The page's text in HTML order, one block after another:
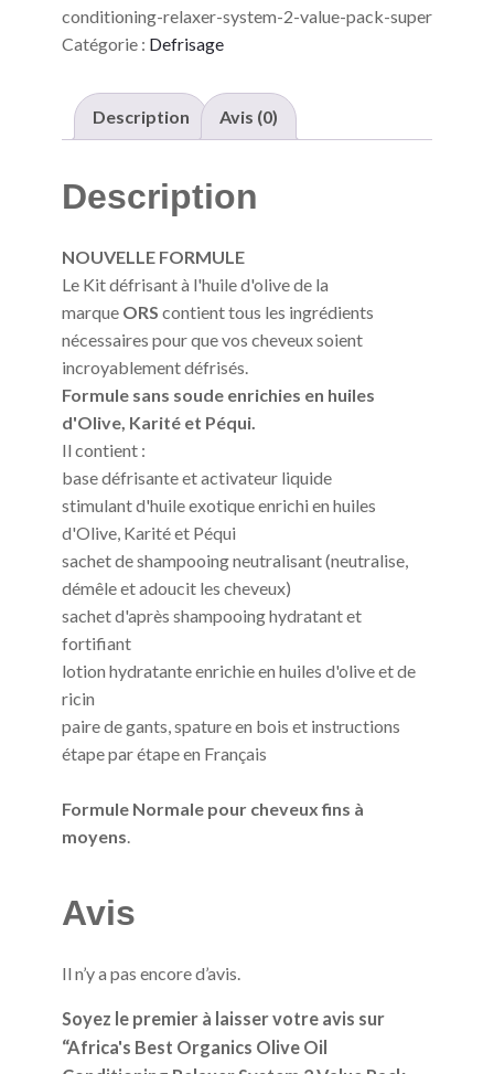
Relaxer
Value
Pack
conditioning-relaxer-system-2-value-pack-super
Catégorie : Defrisage
Description Avis (0)
Description
NOUVELLE FORMULE
Le Kit défrisant à l'huile d'olive de la
marque ORS contient tous les ingrédients
nécessaires pour que vos cheveux soient
incroyablement défrisés.
Formule sans soude enrichies en huiles
d'Olive, Karité et Péqui.
Il contient :
base défrisante et activateur liquide
stimulant d'huile exotique enrichi en huiles
d'Olive, Karité et Péqui
sachet de shampooing neutralisant (neutralise,
démêle et adoucit les cheveux)
sachet d'après shampooing hydratant et
fortifiant
lotion hydratante enrichie en huiles d'olive et de
ricin
paire de gants, spature en bois et instructions
étape par étape en Français
Formule Normale pour cheveux fins à
moyens
Avis
Il n’y a pas encore d’avis.
Soyez le premier à laisser votre avis sur
“Africa's Best Organics Olive Oil